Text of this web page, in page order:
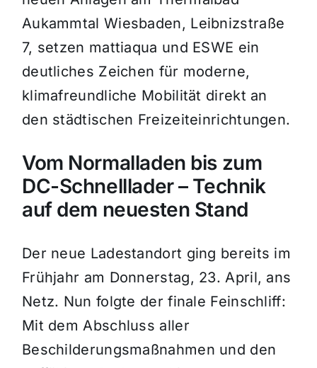
Aukammtal Wiesbaden, Leibnizstraße
7, setzen mattiaqua und ESWE ein
deutliches Zeichen für moderne,
klimafreundliche Mobilität direkt an
den städtischen Freizeiteinrichtungen.
Vom Normalladen bis zum
DC-Schnelllader – Technik
auf dem neuesten Stand
Der neue Ladestandort ging bereits im
Frühjahr am Donnerstag, 23. April, ans
Netz. Nun folgte der finale Feinschliff:
Mit dem Abschluss aller
Beschilderungsmaßnahmen und den